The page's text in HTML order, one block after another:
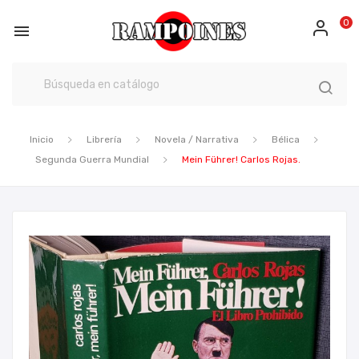
 0
Inicio Librería Novela / Narrativa
Bélica
Segunda Guerra Mundial
Mein Führer! Carlos Rojas.